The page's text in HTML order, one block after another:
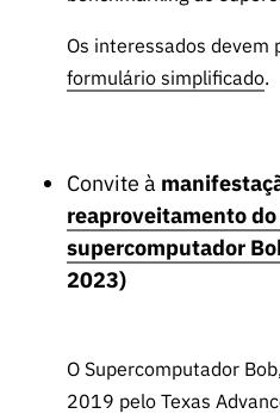
Os interessados devem
formulário simplificado.
Convite à
reaproveitamento
supercomputador
2023)
O Supercomputador
2019 pelo Texas